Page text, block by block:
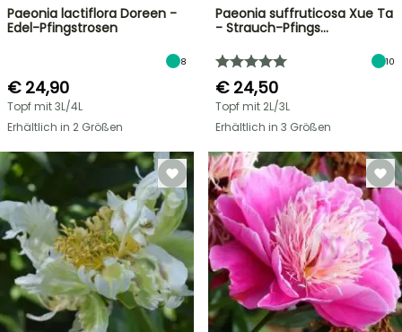
Paeonia lactiflora Doreen -
Edel-Pfingstrosen
8
€ 24,90
Topf mit 3L/4L
Erhältlich in 2 Größen
Paeonia suffruticosa Xue Ta
- Strauch-Pfings…
10
€ 24,50
Topf mit 2L/3L
Erhältlich in 3 Größen